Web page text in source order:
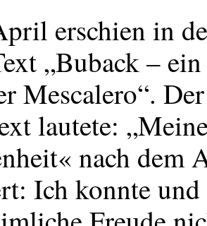
erschien in
„Buback –
Mescalero“.
lautete:
nach dem
Ich konnte